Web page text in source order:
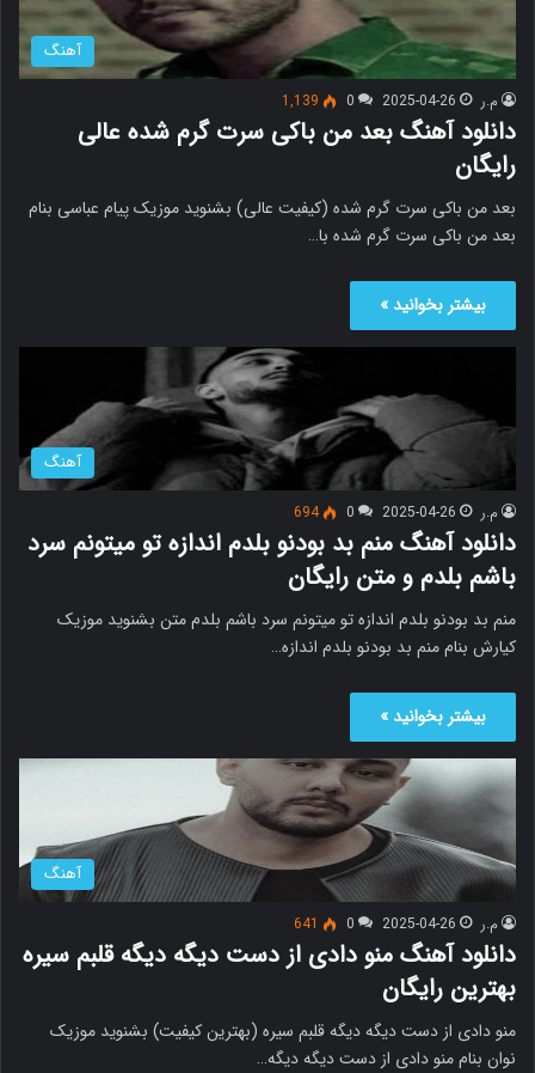
آهنگ
م.ر 2025-04-26
0
1,139
دانلود آهنگ بعد من باکی سرت گرم شده عالی
رایگان
بعد من باکی سرت گرم شده (کیفیت عالی) بشنوید موزیک پیام عباسی بنام
بعد من باکی سرت گرم شده با…
بیشتر بخوانید »
آهنگ
م.ر 2025-04-26
0
694
دانلود آهنگ منم بد بودنو بلدم اندازه تو میتونم سرد
باشم بلدم و متن رایگان
منم بد بودنو بلدم اندازه تو میتونم سرد باشم بلدم متن بشنوید موزیک
کیارش بنام منم بد بودنو بلدم اندازه…
بیشتر بخوانید »
آهنگ
م.ر 2025-04-26
0
641
دانلود آهنگ منو دادی از دست دیگه دیگه قلبم سیره
بهترین رایگان
منو دادی از دست دیگه دیگه قلبم سیره (بهترین کیفیت) بشنوید موزیک
نوان بنام منو دادی از دست دیگه دیگه…